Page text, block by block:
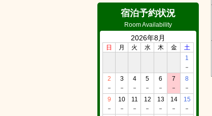
宿泊予約状況
Room Availability
2026年8月
日 月 火 水 木 金
土
1
－
2
－
3
－
4
－
5
－
6
－
7
－
8
－
9
－
10
－
11
－
12
－
13
－
14
－
15
－